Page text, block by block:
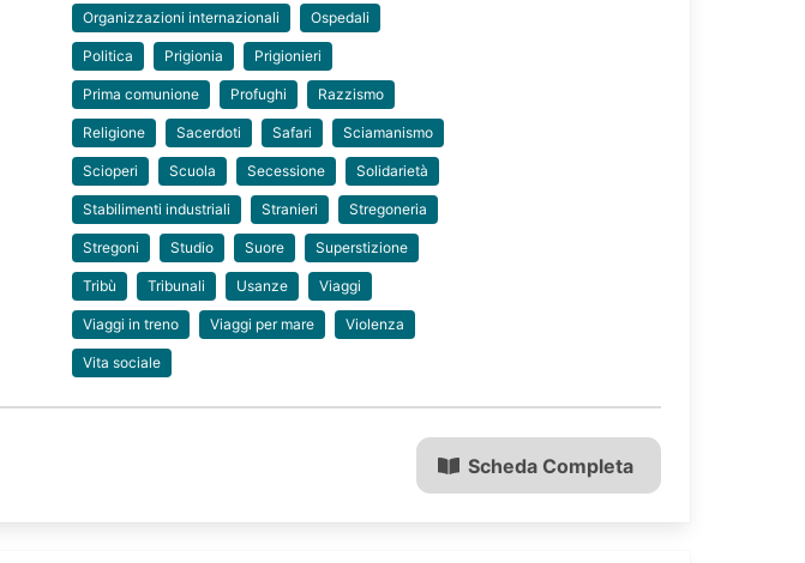
Organizzazioni internazionali Ospedali
Politica Prigionia Prigionieri
Prima comunione Profughi Razzismo
Religione Sacerdoti Safari Sciamanismo
Scioperi Scuola Secessione Solidarietà
Stabilimenti industriali Stranieri Stregoneria
Stregoni Studio Suore Superstizione
Tribù Tribunali Usanze Viaggi
Viaggi in treno Viaggi per mare Violenza
Vita sociale
Scheda Completa